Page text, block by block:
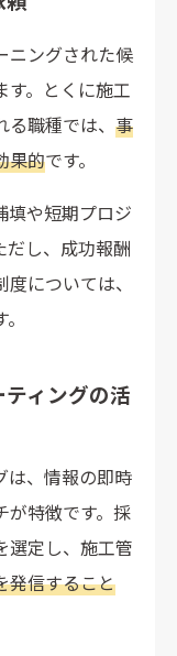
ニングされた候
す。とくに施工
職種では、 事
果的です。
填や短期プロジ
だし、成功報酬
については、
ィングの活
は、情報の即時
が特徴です。採
選定し、施工管
発信すること